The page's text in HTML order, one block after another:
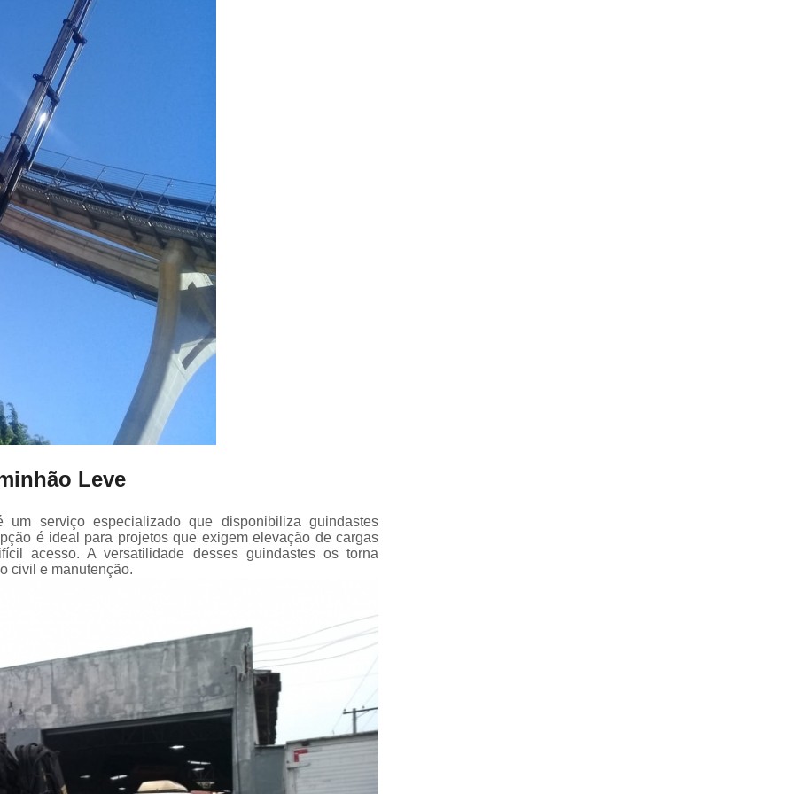
Leve
serviço especializado que disponibiliza guindastes
é ideal para projetos que exigem elevação de cargas
acesso. A versatilidade desses guindastes os torna
civil e manutenção.